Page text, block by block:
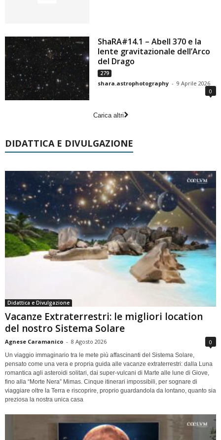
ShaRA#14.1 – Abell 370 e la
lente gravitazionale dell’Arco
del Drago
279
shara.astrophotography - 9 Aprile 2026
0
Carica altri
DIDATTICA E DIVULGAZIONE
Didattica e Divulgazione
Vacanze Extraterrestri: le migliori location
del nostro Sistema Solare
Agnese Caramanico - 8 Agosto 2026 0
Un viaggio immaginario tra le mete più affascinanti del Sistema Solare,
pensato come una vera e propria guida alle vacanze extraterrestri: dalla Luna
romantica agli asteroidi solitari, dai super-vulcani di Marte alle lune di Giove,
fino alla “Morte Nera” Mimas. Cinque itinerari impossibili, per sognare di
viaggiare oltre la Terra e riscoprire, proprio guardandola da lontano, quanto sia
preziosa la nostra unica casa